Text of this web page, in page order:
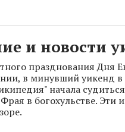
и новости
празднования Дня
в минувший уикенд в
начала
в богохульстве.